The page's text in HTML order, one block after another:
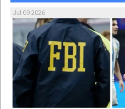
Jul 09 2026